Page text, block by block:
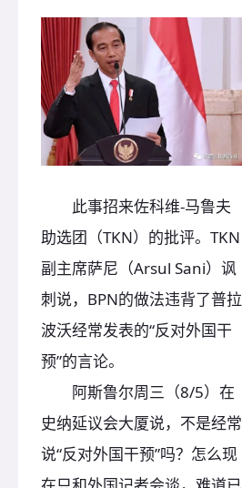
此事招来佐科维-马鲁夫
助选团（TKN）的批评。TKN
副主席萨尼（Arsul Sani）讽
刺说，BPN的做法违背了普拉
波沃经常发表的“反对外国干
预”的言论。
阿斯鲁尔周三（8/5）在
史纳延议会大厦说，不是经常
说“反对外国干预”吗？怎么现